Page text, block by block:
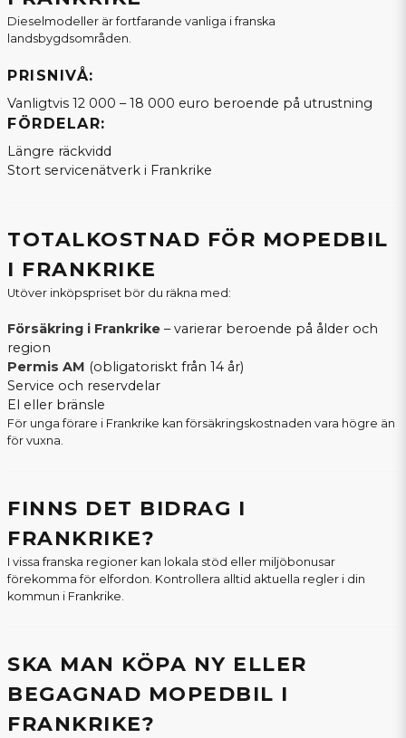
Dieselmodeller är fortfarande vanliga i franska
landsbygdsområden.
PRISNIVÅ:
Vanligtvis 12 000 – 18 000 euro beroende på utrustning
FÖRDELAR:
Längre räckvidd
Stort servicenätverk i Frankrike
TOTALKOSTNAD FÖR MOPEDBIL
I FRANKRIKE
Utöver inköpspriset bör du räkna med:
Försäkring i Frankrike – varierar beroende på ålder och
region
Permis AM (obligatoriskt från 14 år)
Service och reservdelar
El eller bränsle
För unga förare i Frankrike kan försäkringskostnaden vara högre än
för vuxna.
FINNS DET BIDRAG I
FRANKRIKE?
I vissa franska regioner kan lokala stöd eller miljöbonusar
förekomma för elfordon. Kontrollera alltid aktuella regler i din
kommun i Frankrike.
SKA MAN KÖPA NY ELLER
BEGAGNAD MOPEDBIL I
FRANKRIKE?